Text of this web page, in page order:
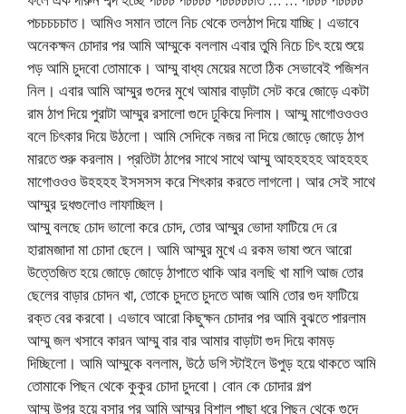
পচচচচচাত। আমিও সমান তালে নিচ থেকে তলঠাপ দিয়ে যাচ্ছি। এভাবে
অনেকক্ষন চোদার পর আমি আম্মুকে বললাম এবার তুমি নিচে চিৎ হয়ে শুয়ে
পড় আমি চুদবো তোমাকে। আম্মু বাধ্য মেয়ের মতো ঠিক সেভাবেই পজিশন
নিল। এবার আমি আম্মুর গুদের মুখে আমার বাড়াটা সেট করে জোড়ে একটা
রাম ঠাপ দিয়ে পুরাটা আম্মুর রসালো গুদে ঢুকিয়ে দিলাম। আম্মু মাগোওওওও
বলে চিৎকার দিয়ে উঠলো। আমি সেদিকে নজর না দিয়ে জোড়ে জোড়ে ঠাপ
মারতে শুরু করলাম। প্রতিটা ঠাপের সাথে সাথে আম্মু আহহহহহ আহহহহ
মাগোওওও উহহহহ ইসসসস করে শিৎকার করতে লাগলো। আর সেই সাথে
আম্মুর দুধগুলোও লাফাচ্ছিল।
আম্মু বলছে চোদ ভালো করে চোদ, তোর আম্মুর ভোদা ফাটিয়ে দে রে
হারামজাদা মা চোদা ছেলে। আমি আম্মুর মুখে এ রকম ভাষা শুনে আরো
উত্তেজিত হয়ে জোড়ে জোড়ে ঠাপাতে থাকি আর বলছি খা মাগি আজ তোর
ছেলের বাড়ার চোদন খা, তোকে চুদতে চুদতে আজ আমি তোর গুদ ফাটিয়ে
রক্ত বের করবো। এভাবে আরো কিছুক্ষন চোদার পর আমি বুঝতে পারলাম
আম্মু জল খসাবে কারন আম্মু বার বার আমার বাড়াটা গুদ দিয়ে কামড়
দিচ্ছিলো। আমি আম্মুকে বললাম, উঠে ডগি স্টাইলে উপুড় হয়ে থাকতে আমি
তোমাকে পিছন থেকে কুকুর চোদা চুদবো। বোন কে চোদার গল্প
আম্মু উপুর হয়ে বসার পর আমি আম্মুর বিশাল পাছা ধরে পিছন থেকে গুদে